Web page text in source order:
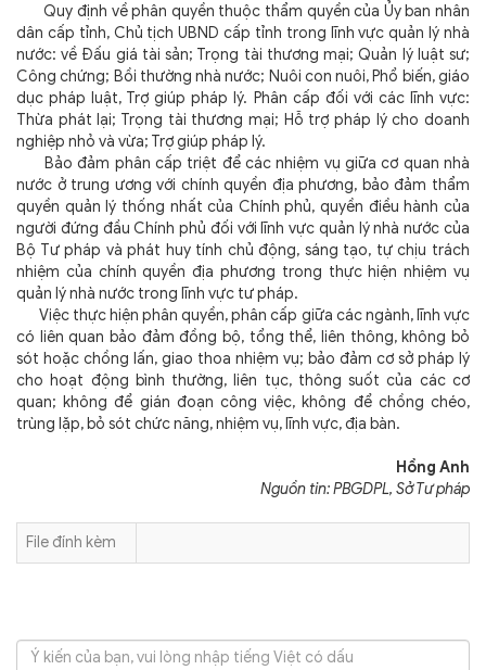
Quy định về phân quyền thuộc thẩm quyền của Ủy ban nhân
dân cấp tỉnh, Chủ tịch UBND cấp tỉnh trong lĩnh vực quản lý nhà
nước: về Đấu giá tài sản; Trọng tài thương mại; Quản lý luật sư;
Công chứng; Bồi thường nhà nước; Nuôi con nuôi, Phổ biến, giáo
dục pháp luật, Trợ giúp pháp lý. Phân cấp đối với các lĩnh vực:
Thừa phát lại; Trọng tài thương mại; Hỗ trợ pháp lý cho doanh
nghiệp nhỏ và vừa; Trợ giúp pháp lý.
Bảo đảm phân cấp triệt để các nhiệm vụ giữa cơ quan nhà
nước ở trung ương với chính quyền địa phương, bảo đảm thẩm
quyền quản lý thống nhất của Chính phủ, quyền điều hành của
người đứng đầu Chính phủ đối với lĩnh vực quản lý nhà nước của
Bộ Tư pháp và phát huy tính chủ động, sáng tạo, tự chịu trách
nhiệm của chính quyền địa phương trong thực hiện nhiệm vụ
quản lý nhà nước trong lĩnh vực tư pháp.
Việc thực hiện phân quyền, phân cấp giữa các ngành, lĩnh vực
có liên quan bảo đảm đồng bộ, tổng thể, liên thông, không bỏ
sót hoặc chồng lấn, giao thoa nhiệm vụ; bảo đảm cơ sở pháp lý
cho hoạt động bình thường, liên tục, thông suốt của các cơ
quan; không để gián đoạn công việc, không để chồng chéo,
trùng lặp, bỏ sót chức năng, nhiệm vụ, lĩnh vực, địa bàn.
Hồng Anh
Nguồn tin: PBGDPL, Sở Tư pháp
File đính kèm